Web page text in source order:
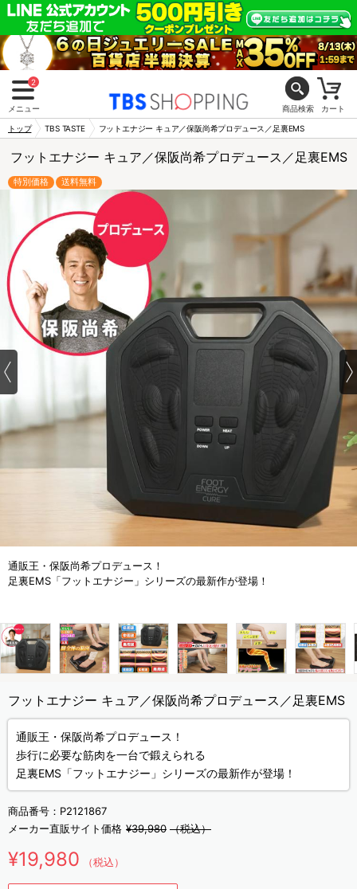
2
メニュー 商品検索 カート
トップ TBS TASTE フットエナジー キュア／保阪尚希プロデュース／足裏EMS
フットエナジー キュア／保阪尚希プロデュース／足裏EMS
特別価格 送料無料
通販王・保阪尚希プロデュース！
足裏EMS「フットエナジー」シリーズの最新作が登場！
フットエナジー キュア／保阪尚希プロデュース／足裏EMS
通販王・保阪尚希プロデュース！
歩行に必要な筋肉を一台で鍛えられる
足裏EMS「フットエナジー」シリーズの最新作が登場！
商品番号： P2121867
メーカー直販サイト価格 ¥39,980 （税込）
¥19,980 （税込）